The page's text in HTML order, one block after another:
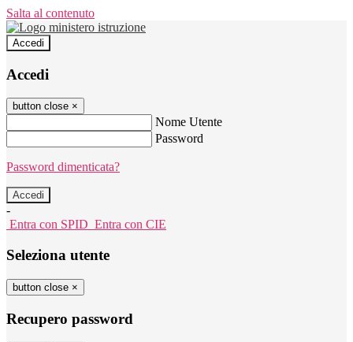
Salta al contenuto
Accedi
Accedi
button close ×
Nome Utente
Password
Password dimenticata?
-
Entra con SPID Entra con CIE
Seleziona utente
button close ×
Recupero password